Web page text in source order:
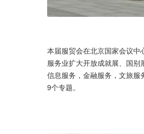
本届服贸会在北京国家会议
服务业扩大开放成就展、国
信息服务，金融服务，文旅
9个专题。